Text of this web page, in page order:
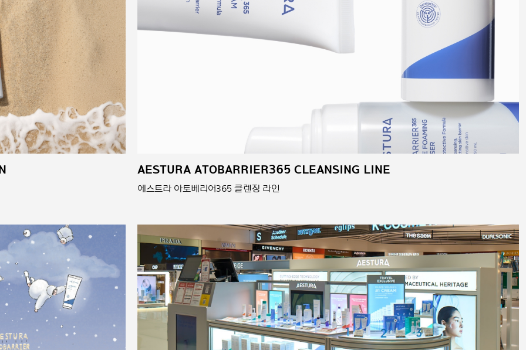
AESTURA ATOBARRIER365 CLEANSING LINE
에스트라 아토베리어365 클렌징 라인